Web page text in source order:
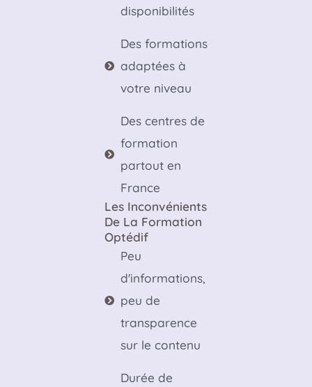
disponibilités
Des formations
adaptées à
votre niveau
Des centres de
formation
partout en
France
Les Inconvénients
De La Formation
Optédif
Peu
d'informations,
peu de
transparence
sur le contenu
Durée de